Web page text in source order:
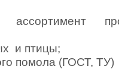
и птицы;
помола (ГОСТ, ТУ)